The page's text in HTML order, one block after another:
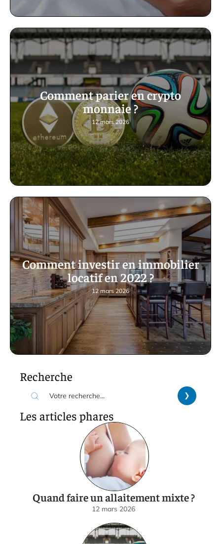
Comment parier en crypto
monnaie ?
12 mars 2026
Comment investir en immobilier
locatif en 2022 ?
12 mars 2026
Recherche
Les articles phares
Quand faire un allaitement mixte ?
12 mars 2026